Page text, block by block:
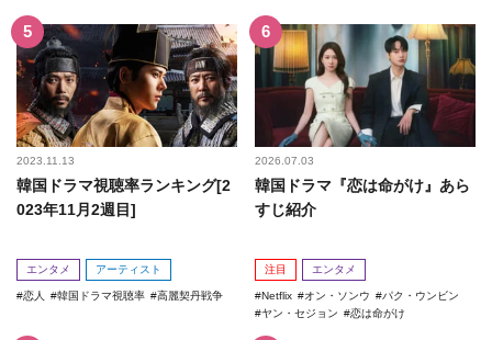
2023.11.13
韓国ドラマ視聴率ランキング[2
023年11月2週目]
エンタメ アーティスト
恋人 韓国ドラマ視聴率 高麗契丹戦争
2026.07.03
韓国ドラマ『恋は命がけ』あら
すじ紹介
注目 エンタメ
Netflix オン・ソンウ
パク・ウンビン
ヤン・セジョン
恋は命がけ